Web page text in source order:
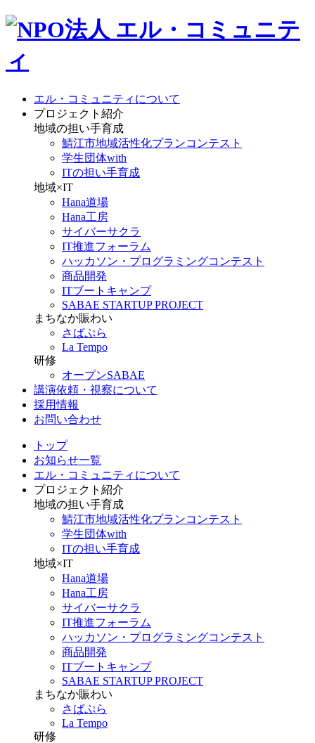
エル・コミュニティについて
プロジェクト紹介
地域の担い手育成
鯖江市地域活性化プランコンテスト
学生団体with
ITの担い手育成
地域×IT
Hana道場
Hana工房
サイバーサクラ
IT推進フォーラム
ハッカソン・プログラミングコンテスト
商品開発
ITブートキャンプ
SABAE STARTUP PROJECT
まちなか賑わい
さばぷら
La Tempo
研修
オープンSABAE
講演依頼・視察について
採用情報
お問い合わせ
トップ
お知らせ一覧
エル・コミュニティについて
プロジェクト紹介
地域の担い手育成
鯖江市地域活性化プランコンテスト
学生団体with
ITの担い手育成
地域×IT
Hana道場
Hana工房
サイバーサクラ
IT推進フォーラム
ハッカソン・プログラミングコンテスト
商品開発
ITブートキャンプ
SABAE STARTUP PROJECT
まちなか賑わい
さばぷら
La Tempo
研修